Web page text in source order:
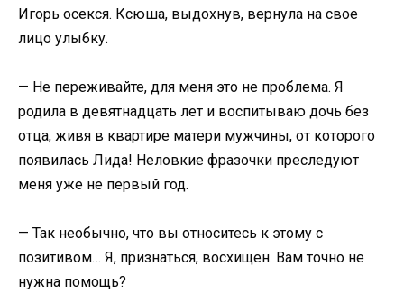
Игорь осекся. Ксюша, выдохнув, вернула на свое
лицо улыбку.
— Не переживайте, для меня это не проблема. Я
родила в девятнадцать лет и воспитываю дочь без
отца, живя в квартире матери мужчины, от которого
появилась Лида! Неловкие фразочки преследуют
меня уже не первый год.
— Так необычно, что вы относитесь к этому с
позитивом… Я, признаться, восхищен. Вам точно не
нужна помощь?